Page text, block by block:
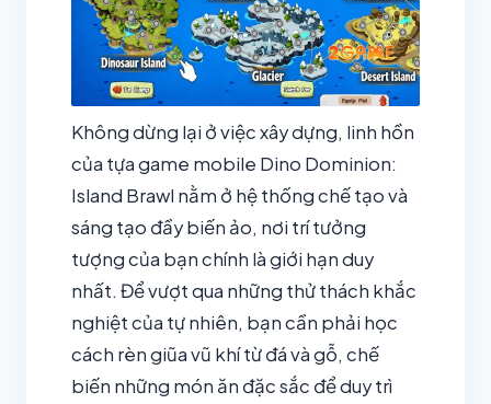
Không dừng lại ở việc xây dựng, linh hồn
của tựa game mobile Dino Dominion:
Island Brawl nằm ở hệ thống chế tạo và
sáng tạo đầy biến ảo, nơi trí tưởng
tượng của bạn chính là giới hạn duy
nhất. Để vượt qua những thử thách khắc
nghiệt của tự nhiên, bạn cần phải học
cách rèn giũa vũ khí từ đá và gỗ, chế
biến những món ăn đặc sắc để duy trì